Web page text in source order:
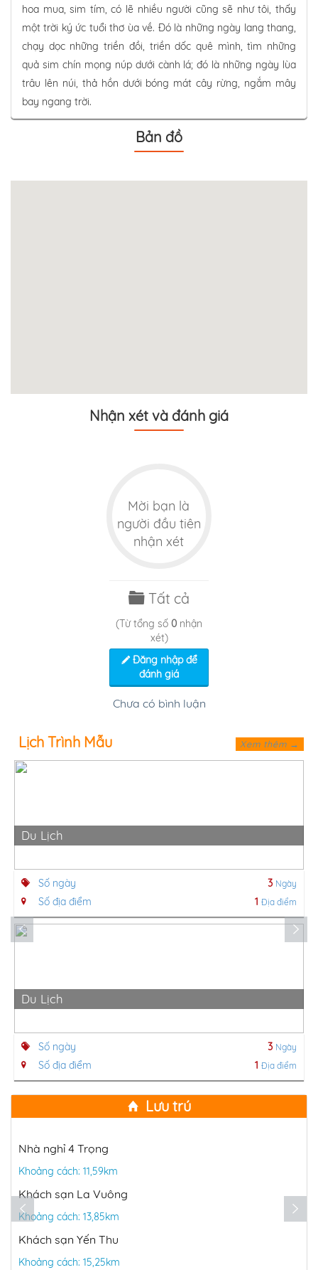
hoa mua, sim tím, có lẽ nhiều người cũng sẽ như tôi, thấy
một trời ký ức tuổi thơ ùa về. Đó là những ngày lang thang,
chạy dọc những triền đồi, triền dốc quê mình, tìm những
quả sim chín mọng núp dưới cành lá; đó là những ngày lùa
trâu lên núi, thả hồn dưới bóng mát cây rừng, ngắm mây
bay ngang trời.
Bản đồ
Nhận xét và đánh giá
Mời bạn là
người đầu tiên
nhận xét
Tất cả
(Từ tổng số 0 nhận
xét)
Đăng nhập để
đánh giá
Chưa có bình luận
Lịch Trình Mẫu Xem thêm →
Du Lịch
Số ngày 3 Ngày
Số địa điểm 1 Địa điểm
Du Lịch
Số ngày 3 Ngày
Số địa điểm 1 Địa điểm
Lưu trú
Nhà nghỉ 4 Trọng
Khoảng cách: 11,59km
Khách sạn La Vuông
Khoảng cách: 13,85km
Khách sạn Yến Thu
Khoảng cách: 15,25km